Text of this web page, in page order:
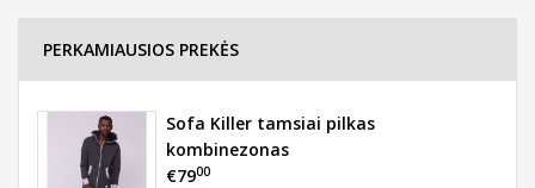
PERKAMIAUSIOS PREKĖS
Sofa Killer tamsiai pilkas
kombinezonas
€7900